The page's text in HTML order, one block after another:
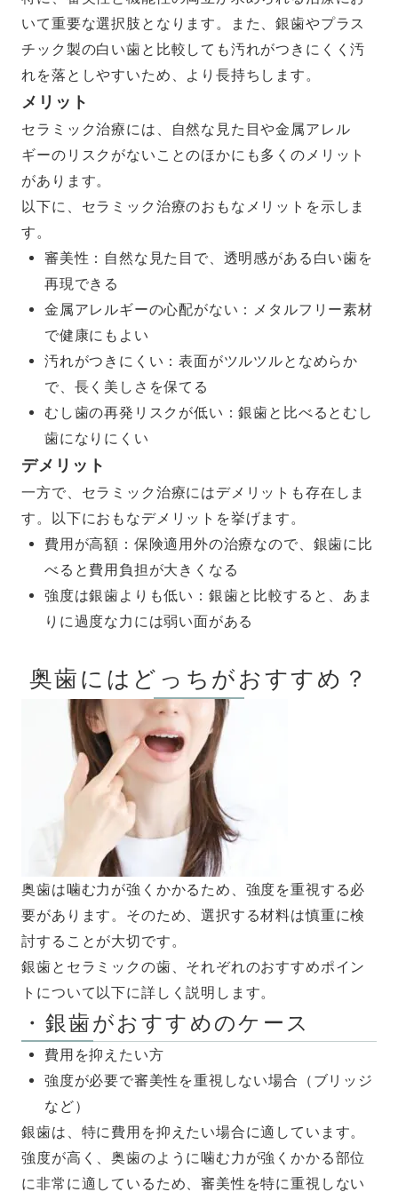
いて重要な選択肢となります。また、銀歯やプラス
チック製の白い歯と比較しても汚れがつきにくく汚
れを落としやすいため、より長持ちします。
メリット
セラミック治療には、自然な見た目や金属アレル
ギーのリスクがないことのほかにも多くのメリット
があります。
以下に、セラミック治療のおもなメリットを示しま
す。
審美性：自然な見た目で、透明感がある白い歯を
再現できる
金属アレルギーの心配がない：メタルフリー素材
で健康にもよい
汚れがつきにくい：表面がツルツルとなめらか
で、長く美しさを保てる
むし歯の再発リスクが低い：銀歯と比べるとむし
歯になりにくい
デメリット
一方で、セラミック治療にはデメリットも存在しま
す。以下におもなデメリットを挙げます。
費用が高額：保険適用外の治療なので、銀歯に比
べると費用負担が大きくなる
強度は銀歯よりも低い：銀歯と比較すると、あま
りに過度な力には弱い面がある
奥歯にはどっちがおすすめ？
奥歯は噛む力が強くかかるため、強度を重視する必
要があります。そのため、選択する材料は慎重に検
討することが大切です。
銀歯とセラミックの歯、それぞれのおすすめポイン
トについて以下に詳しく説明します。
・銀歯がおすすめのケース
費用を抑えたい方
強度が必要で審美性を重視しない場合（ブリッジ
など）
銀歯は、特に費用を抑えたい場合に適しています。
強度が高く、奥歯のように噛む力が強くかかる部位
に非常に適しているため、審美性を特に重視しない